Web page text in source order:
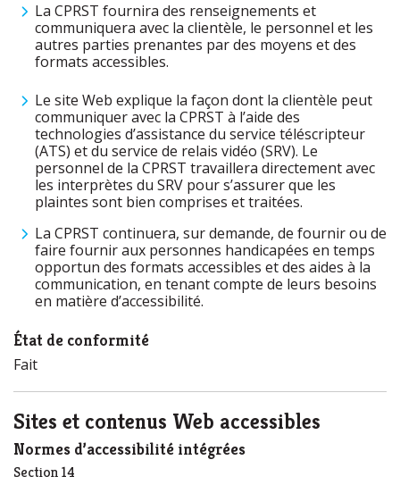
La CPRST fournira des renseignements et
communiquera avec la clientèle, le personnel et les
autres parties prenantes par des moyens et des
formats accessibles.
Le site Web explique la façon dont la clientèle peut
communiquer avec la CPRST à l’aide des
technologies d’assistance du service téléscripteur
(ATS) et du service de relais vidéo (SRV). Le
personnel de la CPRST travaillera directement avec
les interprètes du SRV pour s’assurer que les
plaintes sont bien comprises et traitées.
La CPRST continuera, sur demande, de fournir ou de
faire fournir aux personnes handicapées en temps
opportun des formats accessibles et des aides à la
communication, en tenant compte de leurs besoins
en matière d’accessibilité.
État de conformité
Fait
Sites et contenus Web accessibles
Normes d’accessibilité intégrées
Section 14